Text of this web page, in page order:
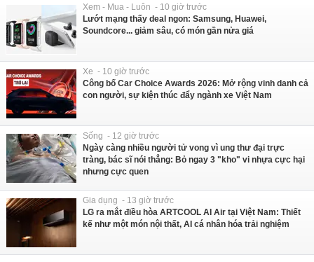
Xem - Mua - Luôn - 10 giờ trước
Lướt mạng thấy deal ngon: Samsung, Huawei,
Soundcore... giảm sâu, có món gần nửa giá
Xe - 10 giờ trước
Công bố Car Choice Awards 2026: Mở rộng vinh danh cả
con người, sự kiện thúc đẩy ngành xe Việt Nam
Sống - 12 giờ trước
Ngày càng nhiều người tử vong vì ung thư đại trực
tràng, bác sĩ nói thẳng: Bỏ ngay 3 "kho" vi nhựa cực hại
nhưng cực quen
Gia dụng - 13 giờ trước
LG ra mắt điều hòa ARTCOOL AI Air tại Việt Nam: Thiết
kế như một món nội thất, AI cá nhân hóa trải nghiệm